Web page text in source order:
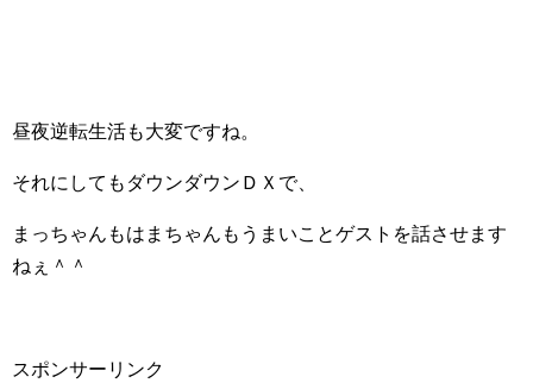
昼夜逆転生活も大変ですね。
それにしてもダウンダウンＤＸで、
まっちゃんもはまちゃんもうまいことゲストを話させます
ねぇ＾＾
スポンサーリンク